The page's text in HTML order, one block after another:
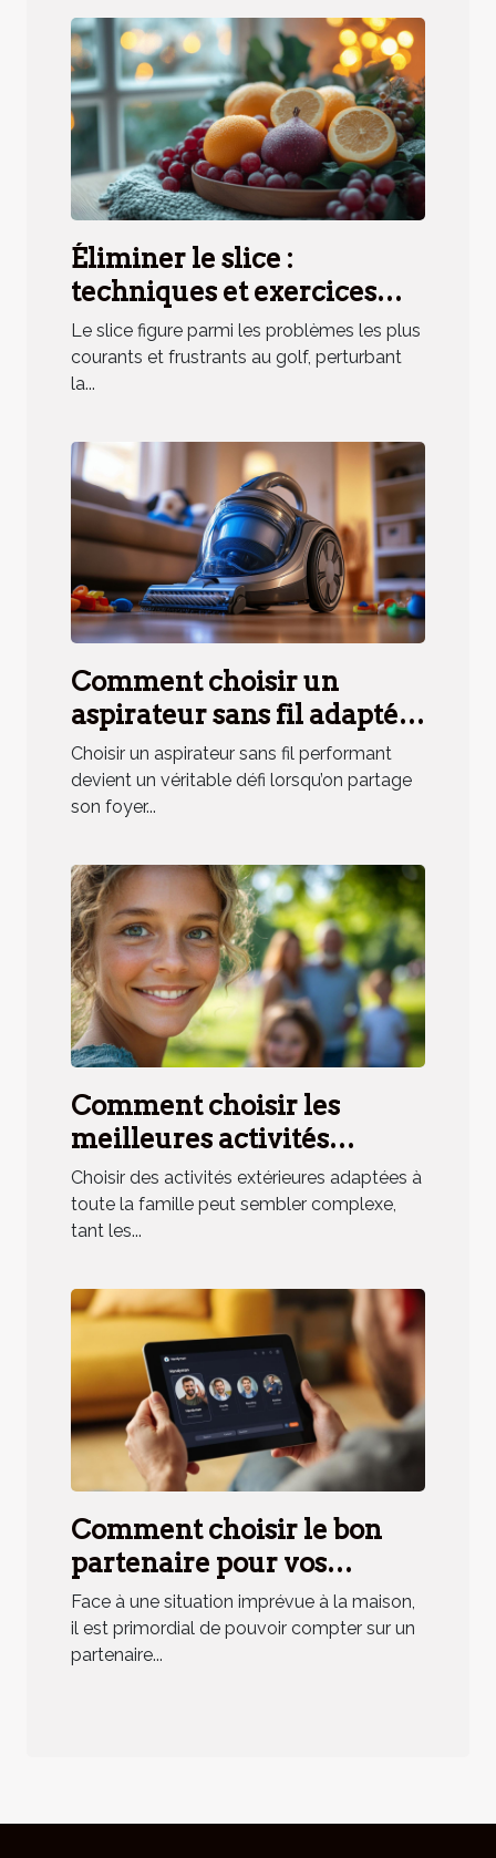
Éliminer le slice :
techniques et exercices
pratiques
Le slice figure parmi les problèmes les plus
courants et frustrants au golf, perturbant
la...
Comment choisir un
aspirateur sans fil adapté
aux besoins des ménages
avec animaux ?
Choisir un aspirateur sans fil performant
devient un véritable défi lorsqu’on partage
son foyer...
Comment choisir les
meilleures activités
extérieures pour toute la
famille ?
Choisir des activités extérieures adaptées à
toute la famille peut sembler complexe,
tant les...
Comment choisir le bon
partenaire pour vos
urgences domestiques ?
Face à une situation imprévue à la maison,
il est primordial de pouvoir compter sur un
partenaire...